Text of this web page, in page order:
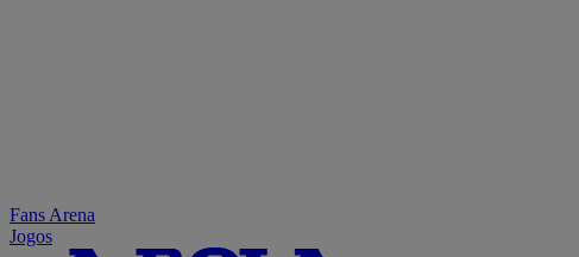
Fans Arena
Jogos